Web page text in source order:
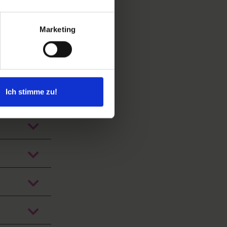
Marketing
Ich stimme zu!
öffnen
öffnen
öffnen
öffnen